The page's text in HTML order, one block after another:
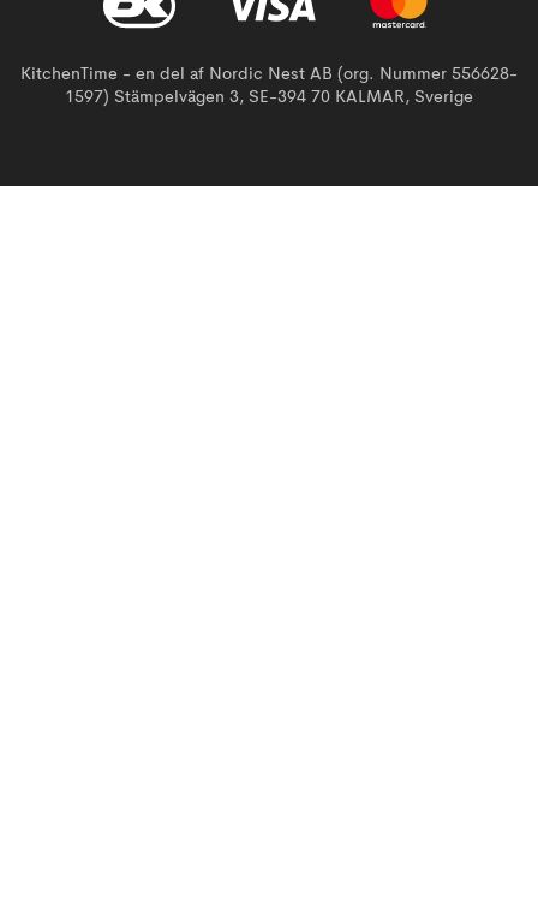
KitchenTime - en del af Nordic Nest AB (org. Nummer 556628-
1597) Stämpelvägen 3, SE-394 70 KALMAR, Sverige